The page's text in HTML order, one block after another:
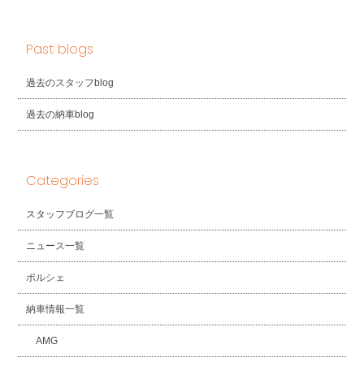
Past blogs
過去のスタッフblog
過去の納車blog
Categories
スタッフブログ一覧
ニュース一覧
ポルシェ
納車情報一覧
AMG